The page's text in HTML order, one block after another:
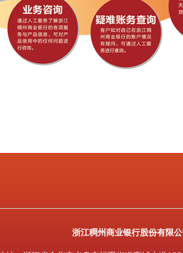
浙江稠州商业银行股份有限